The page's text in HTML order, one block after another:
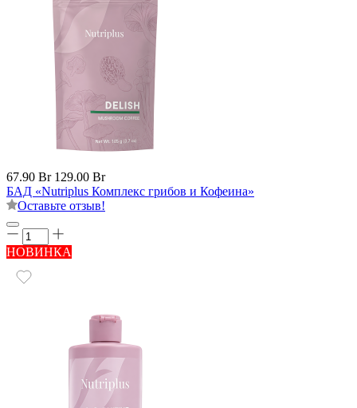
67.90 Br 129.00 Br
БАД «Nutriplus Комплекс грибов и Кофеина»
Оставьте отзыв!
НОВИНКА